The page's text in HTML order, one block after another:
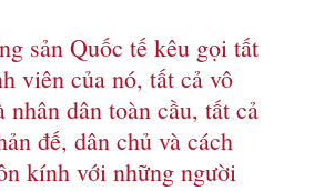
sản Quốc tế kêu gọi tất
viên của nó, tất cả vô
nhân dân toàn cầu, tất cả
đế, dân chủ và cách
kính với những người